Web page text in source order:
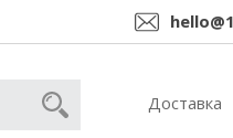
Доставка